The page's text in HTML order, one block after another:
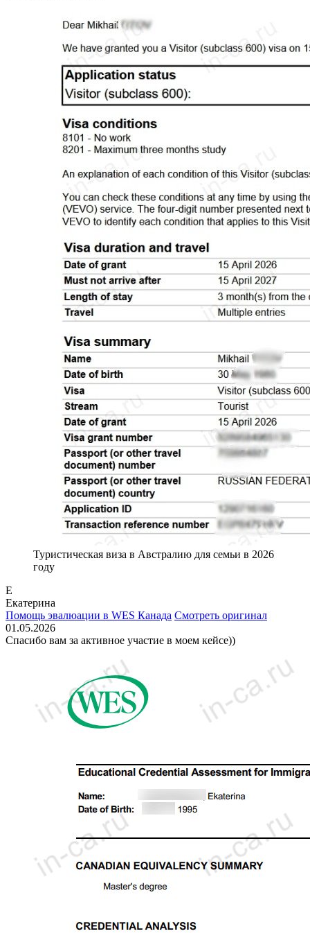
Туристическая виза в Австралию для семьи в 2026
году
Е
Екатерина
Помощь эвалюации в WES Канада Смотреть оригинал
01.05.2026
Спасибо вам за активное участие в моем кейсе))